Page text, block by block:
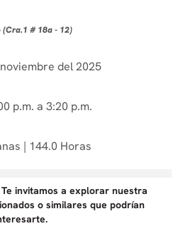
# 18a - 12)
del 2025
p.m. a 3:20 p.m.
| 144.0 Horas
invitamos a explorar nuestra
o similares que podrían